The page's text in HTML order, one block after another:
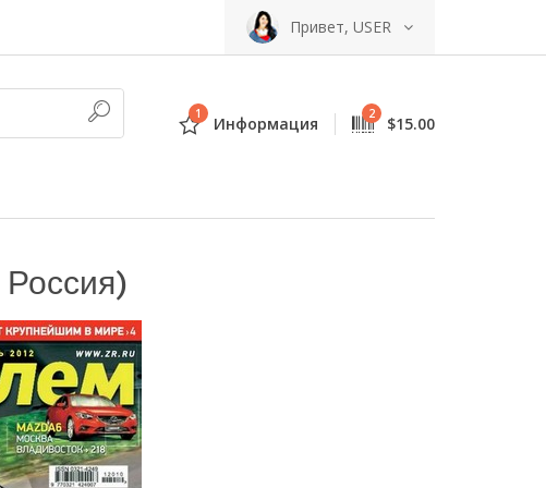
Привет, USER
1 Информация 2 $15.00